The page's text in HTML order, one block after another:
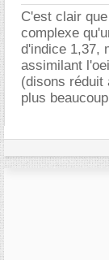
C'est clair
complexe
d'indice 1,37,
assimilant
(disons réduit
plus